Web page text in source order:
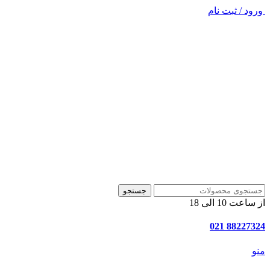
ورود / ثبت نام
جستجو
از ساعت 10 الی 18
88227324 021
منو